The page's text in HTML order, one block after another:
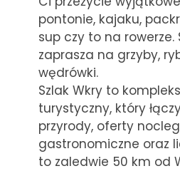
pontonie, kajaku,
sup czy to na rowerze.
zaprasza na grzyby,
wędrówki.
Szlak Wkry to
turystyczny, który
przyrody, oferty
gastronomiczne oraz
to zaledwie 50 km od